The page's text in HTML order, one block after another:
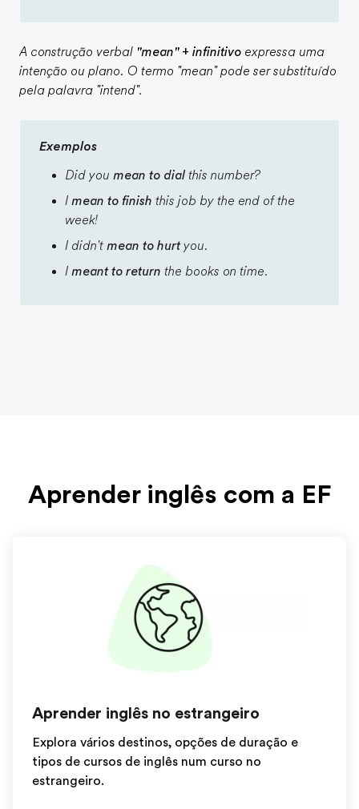
A construção verbal "mean"+ infinitivo expressa uma
intenção ou plano. O termo "mean"pode ser substituído
pela palavra "intend".
Exemplos
Did you mean to dial this number?
I mean to finish this job by the end of the
week!
I didn't mean to hurtyou.
I meant to return the books on time.
Aprender inglês com a EF
Aprender inglês no estrangeiro
Explora vários destinos, opções de duração e
tipos de cursos de inglês num curso no
estrangeiro.